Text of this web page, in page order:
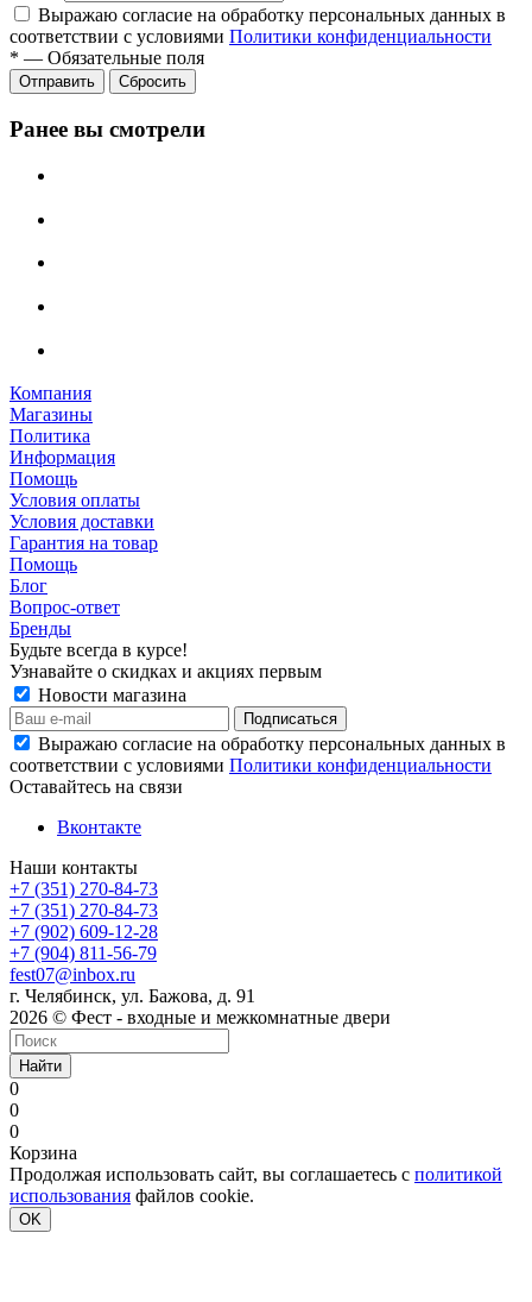
Выражаю согласие на обработку персональных данных в
соответствии с условиями Политики конфиденциальности
* — Обязательные поля
Отправить Сбросить
Ранее вы смотрели
Компания
Магазины
Политика
Информация
Помощь
Условия оплаты
Условия доставки
Гарантия на товар
Помощь
Блог
Вопрос-ответ
Бренды
Будьте всегда в курсе!
Узнавайте о скидках и акциях первым
Новости магазина
Выражаю согласие на обработку персональных данных в
соответствии с условиями Политики конфиденциальности
Оставайтесь на связи
Вконтакте
Наши контакты
+7 (351) 270-84-73
+7 (351) 270-84-73
+7 (902) 609-12-28
+7 (904) 811-56-79
fest07@inbox.ru
г. Челябинск, ул. Бажова, д. 91
2026 © Фест - входные и межкомнатные двери
Найти
0
0
0
Корзина
Продолжая использовать сайт, вы соглашаетесь с политикой
использования файлов cookie.
OK